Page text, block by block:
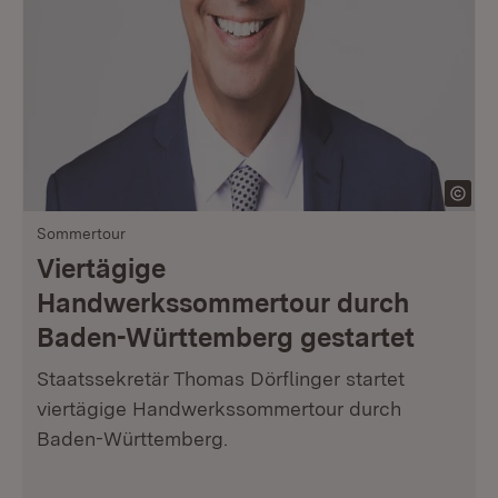
Sommertour
Viertägige
Handwerkssommertour durch
Baden-Württemberg gestartet
Staatssekretär Thomas Dörflinger startet
viertägige Handwerkssommertour durch
Baden-Württemberg.